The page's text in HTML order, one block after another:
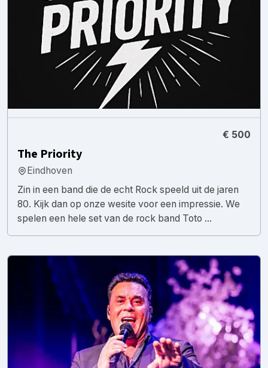
€ 500
The Priority
Eindhoven
Zin in een band die de echt Rock speeld uit de jaren
80. Kijk dan op onze wesite voor een impressie. We
spelen een hele set van de rock band Toto ...